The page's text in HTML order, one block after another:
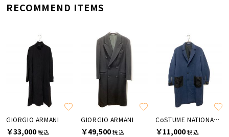
RECOMMEND ITEMS
GIORGIO ARMANI
￥33,000税込
GIORGIO ARMANI
￥49,500税込
CoSTUME NATIONAL HOMME
￥11,000税込